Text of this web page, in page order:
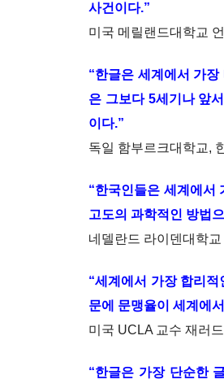
사건이다.”
미국 메릴랜드대학교
“한글은 세계에서 가
은 그보다 5세기나 앞
이다.”
독일 함부르크대학교,
“한국인들은 세계에서
고도의 과학적인 방법
네델란드 라이덴대학
“세계에서 가장 합리
문에 문맹율이 세계에
미국 UCLA 교수 재러
“한글은 가장 단순한